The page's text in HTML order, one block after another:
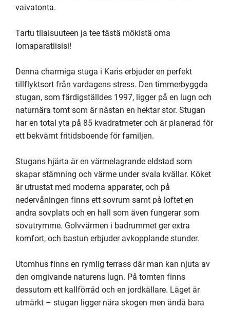
vaivatonta.
Tartu tilaisuuteen ja tee tästä mökistä oma
lomaparatiisisi!
Denna charmiga stuga i Karis erbjuder en perfekt
tillflyktsort från vardagens stress. Den timmerbyggda
stugan, som färdigställdes 1997, ligger på en lugn och
naturnära tomt som är nästan en hektar stor. Stugan
har en total yta på 85 kvadratmeter och är planerad för
ett bekvämt fritidsboende för familjen.
Stugans hjärta är en värmelagrande eldstad som
skapar stämning och värme under svala kvällar. Köket
är utrustat med moderna apparater, och på
nedervåningen finns ett sovrum samt på loftet en
andra sovplats och en hall som även fungerar som
sovutrymme. Golvvärmen i badrummet ger extra
komfort, och bastun erbjuder avkopplande stunder.
Utomhus finns en rymlig terrass där man kan njuta av
den omgivande naturens lugn. På tomten finns
dessutom ett kallförråd och en jordkällare. Läget är
utmärkt – stugan ligger nära skogen men ändå bara